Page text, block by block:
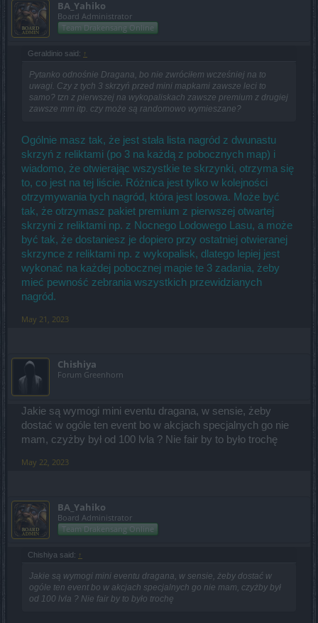
BA_Yahiko
Board Administrator
Team Drakensang Online
Geraldinio said: ↑
Pytanko odnośnie Dragana, bo nie zwróciłem wcześniej na to
uwagi. Czy z tych 3 skrzyń przed mini mapkami zawsze leci to
samo? tzn z pierwszej na wykopaliskach zawsze premium z drugiej
zawsze mm itp. czy może są randomowo wymieszane?
Ogólnie masz tak, że jest stała lista nagród z dwunastu
skrzyń z reliktami (po 3 na każdą z pobocznych map) i
wiadomo, że otwierając wszystkie te skrzynki, otrzyma się
to, co jest na tej liście. Różnica jest tylko w kolejności
otrzymywania tych nagród, która jest losowa. Może być
tak, że otrzymasz pakiet premium z pierwszej otwartej
skrzyni z reliktami np. z Nocnego Lodowego Lasu, a może
być tak, że dostaniesz je dopiero przy ostatniej otwieranej
skrzynce z reliktami np. z wykopalisk, dlatego lepiej jest
wykonać na każdej pobocznej mapie te 3 zadania, żeby
mieć pewność zebrania wszystkich przewidzianych
nagród.
May 21, 2023
Chishiya
Forum Greenhorn
Jakie są wymogi mini eventu dragana, w sensie, żeby
dostać w ogóle ten event bo w akcjach specjalnych go nie
mam, czyżby był od 100 lvla ? Nie fair by to było trochę
May 22, 2023
BA_Yahiko
Board Administrator
Team Drakensang Online
Chishiya said: ↑
Jakie są wymogi mini eventu dragana, w sensie, żeby dostać w
ogóle ten event bo w akcjach specjalnych go nie mam, czyżby był
od 100 lvla ? Nie fair by to było trochę